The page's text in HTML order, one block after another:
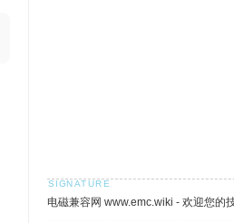
电磁兼容网 www.emc.wiki - 欢迎您的